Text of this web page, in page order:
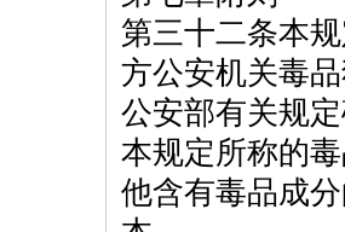
第三十二条本
方公安机关毒
公安部有关规
本规定所称的
他含有毒品成